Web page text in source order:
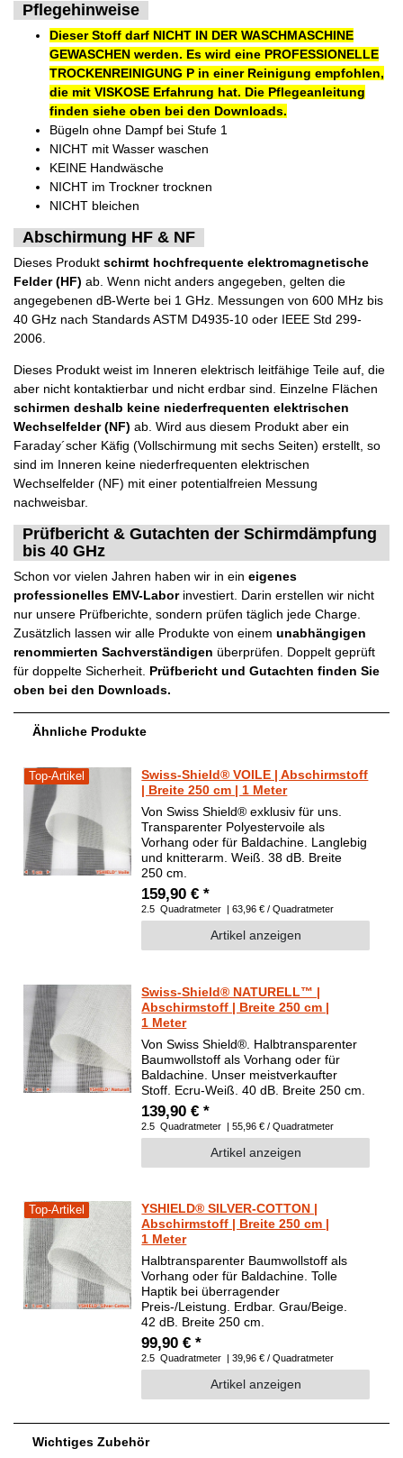
Pflegehinweise
Dieser Stoff darf NICHT IN DER WASCHMASCHINE
GEWASCHEN werden. Es wird eine PROFESSIONELLE
TROCKENREINIGUNG P in einer Reinigung empfohlen,
die mit VISKOSE Erfahrung hat. Die Pflegeanleitung
finden siehe oben bei den Downloads.
Bügeln ohne Dampf bei Stufe 1
NICHT mit Wasser waschen
KEINE Handwäsche
NICHT im Trockner trocknen
NICHT bleichen
Abschirmung HF & NF
Dieses Produkt schirmt hochfrequente elektromagnetische
Felder (HF) ab. Wenn nicht anders angegeben, gelten die
angegebenen dB-Werte bei 1 GHz. Messungen von 600 MHz bis
40 GHz nach Standards ASTM D4935-10 oder IEEE Std 299-
2006.
Dieses Produkt weist im Inneren elektrisch leitfähige Teile auf, die
aber nicht kontaktierbar und nicht erdbar sind. Einzelne Flächen
schirmen deshalb keine niederfrequenten elektrischen
Wechselfelder (NF) ab. Wird aus diesem Produkt aber ein
Faraday´scher Käfig (Vollschirmung mit sechs Seiten) erstellt, so
sind im Inneren keine niederfrequenten elektrischen
Wechselfelder (NF) mit einer potentialfreien Messung
nachweisbar.
Prüfbericht & Gutachten der Schirmdämpfung
bis 40 GHz
Schon vor vielen Jahren haben wir in ein eigenes
professionelles EMV-Labor investiert. Darin erstellen wir nicht
nur unsere Prüfberichte, sondern prüfen täglich jede Charge.
Zusätzlich lassen wir alle Produkte von einem unabhängigen
renommierten Sachverständigen überprüfen. Doppelt geprüft
für doppelte Sicherheit. Prüfbericht und Gutachten finden Sie
oben bei den Downloads.
Ähnliche Produkte
Top-Artikel
Swiss-Shield® VOILE | Abschirmstoff
| Breite 250 cm | 1 Meter
Von Swiss Shield® exklusiv für uns.
Transparenter Polyestervoile als
Vorhang oder für Baldachine. Langlebig
und knitterarm. Weiß. 38 dB. Breite
250 cm.
159,90 € *
2.5 Quadratmeter | 63,96 € / Quadratmeter
Artikel anzeigen
Swiss-Shield® NATURELL™ |
Abschirmstoff | Breite 250 cm |
1 Meter
Von Swiss Shield®. Halbtransparenter
Baumwollstoff als Vorhang oder für
Baldachine. Unser meistverkaufter
Stoff. Ecru-Weiß. 40 dB. Breite 250 cm.
139,90 € *
2.5 Quadratmeter | 55,96 € / Quadratmeter
Artikel anzeigen
Top-Artikel
YSHIELD® SILVER-COTTON |
Abschirmstoff | Breite 250 cm |
1 Meter
Halbtransparenter Baumwollstoff als
Vorhang oder für Baldachine. Tolle
Haptik bei überragender
Preis-/Leistung. Erdbar. Grau/Beige.
42 dB. Breite 250 cm.
99,90 € *
2.5 Quadratmeter | 39,96 € / Quadratmeter
Artikel anzeigen
Wichtiges Zubehör